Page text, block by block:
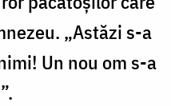
„Astăzi s-a
Un nou om s-a